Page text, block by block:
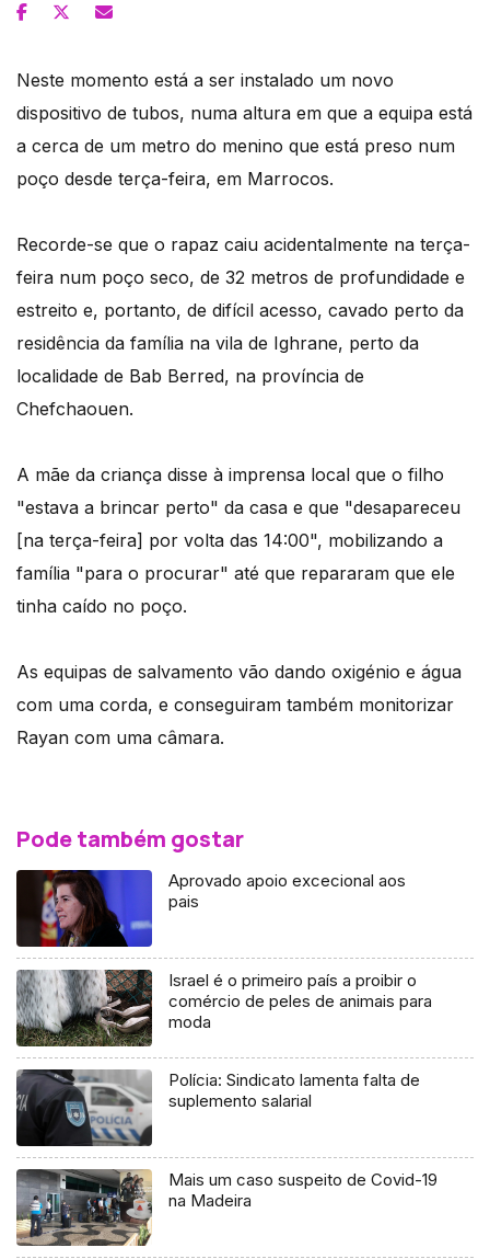
Neste momento está a ser instalado um novo
dispositivo de tubos, numa altura em que a equipa está
a cerca de um metro do menino que está preso num
poço desde terça-feira, em Marrocos.
Recorde-se que o rapaz caiu acidentalmente na terça-
feira num poço seco, de 32 metros de profundidade e
estreito e, portanto, de difícil acesso, cavado perto da
residência da família na vila de Ighrane, perto da
localidade de Bab Berred, na província de
Chefchaouen.
A mãe da criança disse à imprensa local que o filho
"estava a brincar perto" da casa e que "desapareceu
[na terça-feira] por volta das 14:00", mobilizando a
família "para o procurar" até que repararam que ele
tinha caído no poço.
As equipas de salvamento vão dando oxigénio e água
com uma corda, e conseguiram também monitorizar
Rayan com uma câmara.
Pode também gostar
Aprovado apoio excecional aos
pais
Israel é o primeiro país a proibir o
comércio de peles de animais para
moda
Polícia: Sindicato lamenta falta de
suplemento salarial
Mais um caso suspeito de Covid-19
na Madeira